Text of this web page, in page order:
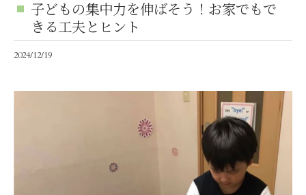
子どもの集中力を伸ばそう！お家でもで
きる工夫とヒント
2024/12/19